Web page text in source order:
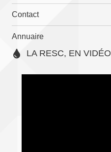
Contact
Annuaire
LA RESC, EN VIDÉO